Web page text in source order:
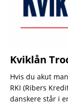
Kviklån
Hvis du akut
RKI (Ribers
danskere står i